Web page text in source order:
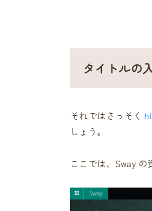
タイトルの
それではさっそく
しょう。
ここでは、Sway の